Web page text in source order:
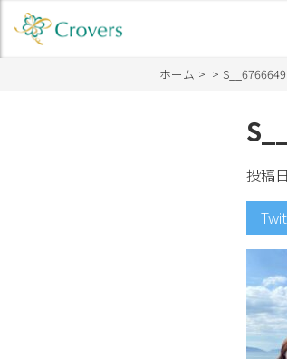
ホーム S__6766649
投稿